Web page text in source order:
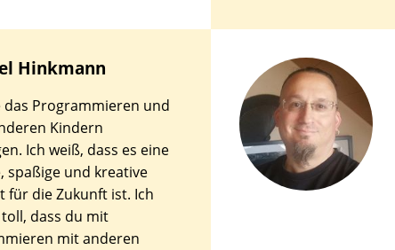
Hinkmann
das Programmieren und
Kindern
Ich weiß, dass es eine
spaßige und kreative
für die Zukunft ist. Ich
dass du mit
mit anderen